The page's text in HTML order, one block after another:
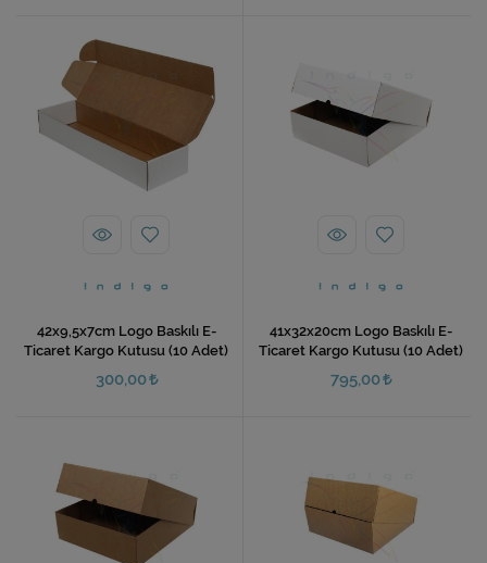
42x9,5x7cm Logo Baskılı E-
Ticaret Kargo Kutusu (10 Adet)
300,00
41x32x20cm Logo Baskılı E-
Ticaret Kargo Kutusu (10 Adet)
795,00